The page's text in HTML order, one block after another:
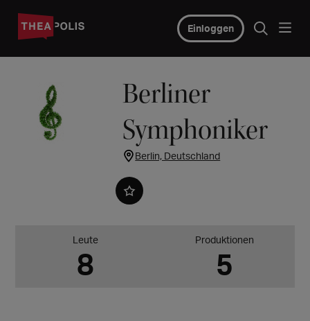
Einloggen
Berliner
Symphoniker
Berlin, Deutschland
Leute
8
Produktionen
5